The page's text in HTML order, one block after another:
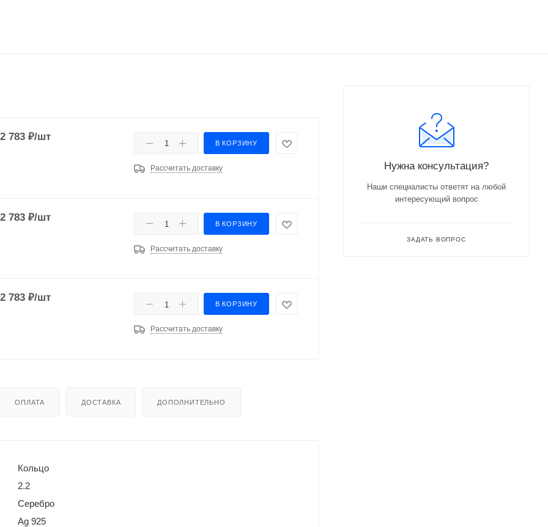
2 783₽/шт
В КОРЗИНУ
Рассчитать доставку
2 783₽/шт
В КОРЗИНУ
Рассчитать доставку
2 783₽/шт
В КОРЗИНУ
Рассчитать доставку
ОПЛАТА ДОСТАВКА ДОПОЛНИТЕЛЬНО
Кольцо
2.2
Серебро
Ag 925
Нужна консультация?
Наши специалисты ответят на любой
интересующий вопрос
ЗАДАТЬ ВОПРОС